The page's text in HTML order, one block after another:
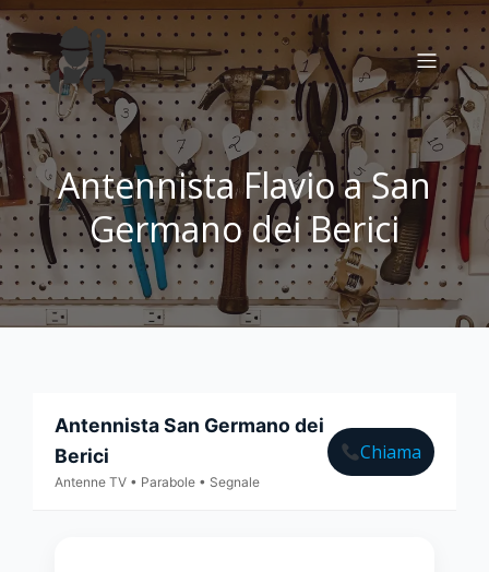
Antennista Flavio a San
Germano dei Berici
Antennista San Germano dei
Berici
Antenne TV • Parabole • Segnale
Chiama